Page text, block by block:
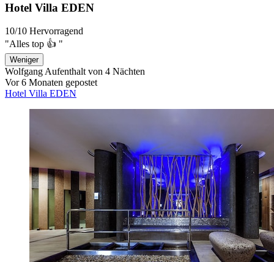
Hotel Villa EDEN
10/10 Hervorragend
"Alles top 👍 "
Weniger
Wolfgang Aufenthalt von 4 Nächten
Vor 6 Monaten gepostet
Hotel Villa EDEN